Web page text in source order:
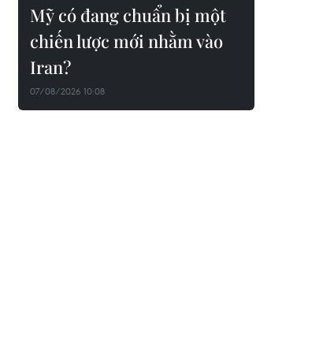
Mỹ có đang chuẩn bị một
chiến lược mới nhằm vào
Iran?
07/08/2026 10:08